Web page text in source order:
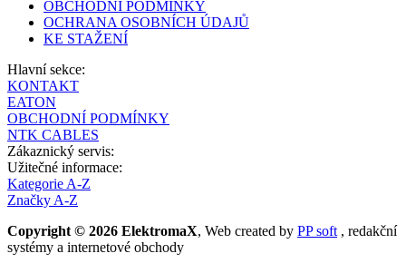
OBCHODNÍ PODMÍNKY
OCHRANA OSOBNÍCH ÚDAJŮ
KE STAŽENÍ
Hlavní sekce:
KONTAKT
EATON
OBCHODNÍ PODMÍNKY
NTK CABLES
Zákaznický servis:
Užitečné informace:
Kategorie A-Z
Značky A-Z
Copyright © 2026 ElektromaX, Web created by PP soft , redakční
systémy a internetové obchody